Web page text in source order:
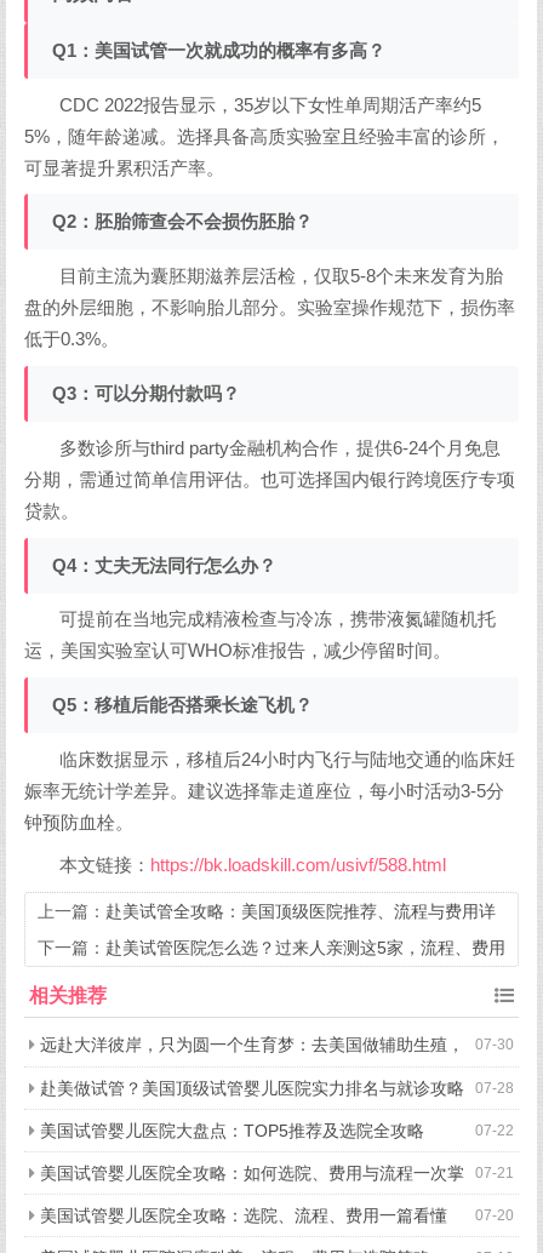
Q1：美国试管一次就成功的概率有多高？
CDC 2022报告显示，35岁以下女性单周期活产率约5
5%，随年龄递减。选择具备高质实验室且经验丰富的诊所，
可显著提升累积活产率。
Q2：胚胎筛查会不会损伤胚胎？
目前主流为囊胚期滋养层活检，仅取5-8个未来发育为胎
盘的外层细胞，不影响胎儿部分。实验室操作规范下，损伤率
低于0.3%。
Q3：可以分期付款吗？
多数诊所与third party金融机构合作，提供6-24个月免息
分期，需通过简单信用评估。也可选择国内银行跨境医疗专项
贷款。
Q4：丈夫无法同行怎么办？
可提前在当地完成精液检查与冷冻，携带液氮罐随机托
运，美国实验室认可WHO标准报告，减少停留时间。
Q5：移植后能否搭乘长途飞机？
临床数据显示，移植后24小时内飞行与陆地交通的临床妊
娠率无统计学差异。建议选择靠走道座位，每小时活动3-5分
钟预防血栓。
本文链接： https://bk.loadskill.com/usivf/588.html
上一篇： 赴美试管全攻略：美国顶级医院推荐、流程与费用详
解
下一篇： 赴美试管医院怎么选？过来人亲测这5家，流程、费用
一次看懂
相关推荐
07-30
远赴大洋彼岸，只为圆一个生育梦：去美国做辅助生殖，
究竟好在哪？ 07-28
赴美做试管？美国顶级试管婴儿医院实力排名与就诊攻略
07-22
美国试管婴儿医院大盘点：TOP5推荐及选院全攻略
07-21
美国试管婴儿医院全攻略：如何选院、费用与流程一次掌
握 07-20
美国试管婴儿医院全攻略：选院、流程、费用一篇看懂